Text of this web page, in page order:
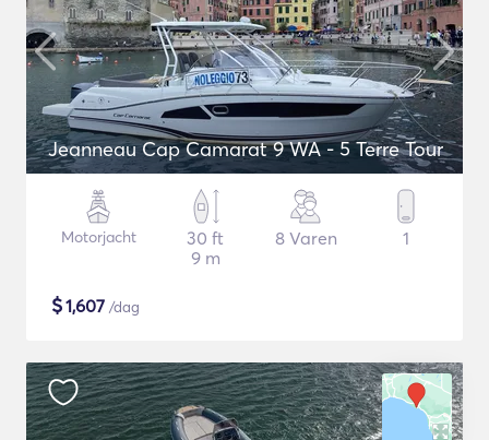
Jeanneau Cap Camarat 9 WA - 5 Terre Tour
Motorjacht
30 ft
9 m
8 Varen 1
$1,607 /dag